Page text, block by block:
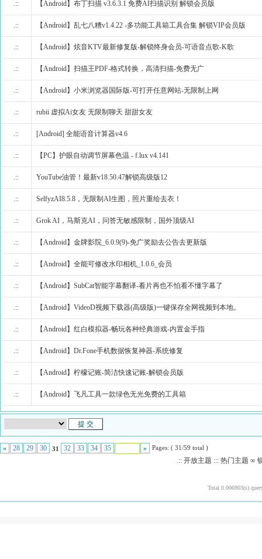
.:: 【Android】布丁扫描 v3.6.3.1 免费AI扫描识别 解锁会员版
.:: 【Android】乱七八糟v1.4.22 -多功能工具箱工具合集 解锁VIP会员版
.:: 【Android】炫音KTV最新修复版-解锁终身会员-可语音点歌-K歌
.:: 【Android】扫描王PDF-格式转换，高清扫描-免费无广
.:: 【Android】小米浏览器国际版-可打开任意网站-无限制上网
.:: rubii 虚拟Ai女友 无限制聊天 甜甜女友
.:: [Android] 全能语音计算器v4.6
.:: 【PC】护眼自动调节屏幕色温 - f.lux v4.141
.:: YouTube油管！最新v18.50.47解锁高级版12
.:: SelfyzAI8.5.8，无限制AI生图，照片重绘去衣！
.:: Grok AI，马斯克AI，问答无敏感限制，国外顶级AI
.:: 【Android】金牌影院_6.0.9(9)-免广奖励去公告去更新版
.:: 【Android】全能可修改水印相机_1.0.6_会员
.:: 【Android】SubCat智能字幕翻译-看片再也不怕看不懂字幕了
.:: 【Android】VideoD视频下载器(高级版)一键保存全网视频到本地。
.:: 【Android】红白模拟器-畅玩各种经典游戏-内置金手指
.:: 【Android】Dr.Fone手机数据恢复神器-系统修复
.:: 【Android】柠檬记账-简洁快速记账-解锁会员版
.:: 【Android】飞凡工具一款绿色无光免费的工具箱
« 28 29 30 31 32 33 34 35 » Pages: ( 31/59 total )
.:: 开放主题 ::: 热门主题 ∞
Total 0.006903(s)